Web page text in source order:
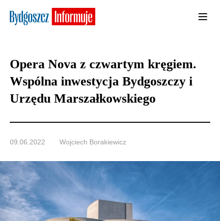
Opera Nova z czwartym kręgiem.
Wspólna inwestycja Bydgoszczy i
Urzędu Marszałkowskiego
09.06.2022 Wojciech Borakiewicz